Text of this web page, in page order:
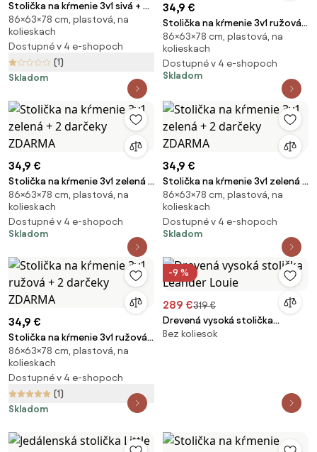
Stolička na kŕmenie 3v1 sivá + 2
darčeky ZDARMA
86×63×78 cm, plastová, na
kolieskach
Dostupné v 4 e-shopoch
(1)
Skladom
34,9 €
Stolička na kŕmenie 3v1 ružová
+ 2 darčeky ZDARMA
86×63×78 cm, plastová, na
kolieskach
Dostupné v 4 e-shopoch
Skladom
34,9 €
Stolička na kŕmenie 3v1 zelená +
2 darčeky ZDARMA
86×63×78 cm, plastová, na
kolieskach
Dostupné v 4 e-shopoch
Skladom
34,9 €
Stolička na kŕmenie 3v1 zelená +
2 darčeky ZDARMA
86×63×78 cm, plastová, na
kolieskach
Dostupné v 4 e-shopoch
Skladom
34,9 €
Stolička na kŕmenie 3v1 ružová
+ 2 darčeky ZDARMA
86×63×78 cm, plastová, na
kolieskach
Dostupné v 4 e-shopoch
(1)
Skladom
-9 %
289 €319 €
Drevená vysoká stolička
Leander Louie
Bez koliesok